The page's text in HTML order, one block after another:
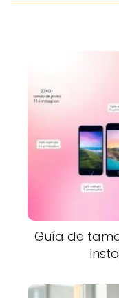
Guía de